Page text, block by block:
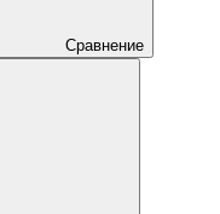
Сравнение